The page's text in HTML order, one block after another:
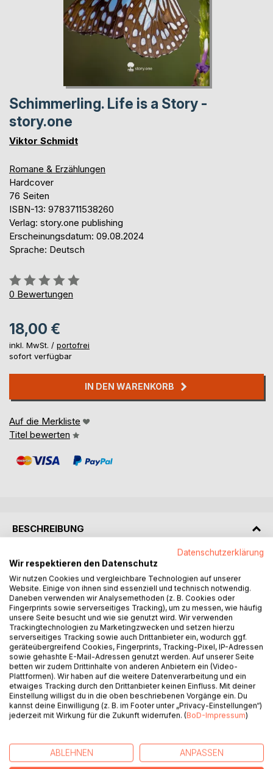
Schimmerling. Life is a Story -
story.one
Viktor Schmidt
Romane & Erzählungen
Hardcover
76 Seiten
ISBN-13: 9783711538260
Verlag: story.one publishing
Erscheinungsdatum: 09.08.2024
Sprache: Deutsch
Bewertung::
0%
0 Bewertungen
18,00 €
inkl. MwSt. / portofrei
sofort verfügbar
IN DEN WARENKORB
Auf die Merkliste
Titel bewerten
BESCHREIBUNG
In "Schimmerling" betritt die junge Valerie eine Welt voller
Magie und Geheimnisse. Als Tochter eines mächtigen
Königs führt sie ein Leben voller Selbstzweifel, bis sie
eines Tages ein Einhorn namens Balsara trifft. Es eröffnet
ihr die Möglichkeit, in einen Schimmerling verwandelt zu
werden - einen Menschen mit schimmernden Flügeln.
Doch dieser Segen kann nur an einem besonderen
Vollmondtag angenommen werden. Valerie steht vor einer
schweren Entscheidung: Soll sie ihre Ängste überwinden
und das Unbekannte wagen?
AUTOR/IN
PRESSESTIMMEN
Datenschutzerklärung
Wir respektieren den Datenschutz
Wir nutzen Cookies und vergleichbare Technologien auf unserer
Website. Einige von ihnen sind essenziell und technisch notwendig.
Daneben verwenden wir Analysemethoden (z. B. Cookies oder
Fingerprints sowie serverseitiges Tracking), um zu messen, wie häufig
unsere Seite besucht und wie sie genutzt wird. Wir verwenden
Trackingtechnologien zu Marketingzwecken und setzen hierzu
serverseitiges Tracking sowie auch Drittanbieter ein, wodurch ggf.
geräteübergreifend Cookies, Fingerprints, Tracking-Pixel, IP-Adressen
sowie gehashte E-Mail-Adressen genutzt werden. Auf unserer Seite
betten wir zudem Drittinhalte von anderen Anbietern ein (Video-
Plattformen). Wir haben auf die weitere Datenverarbeitung und ein
etwaiges Tracking durch den Drittanbieter keinen Einfluss. Mit deiner
Einstellung willigst du in die oben beschriebenen Vorgänge ein. Du
kannst deine Einwilligung (z. B. im Footer unter „Privacy-Einstellungen“)
jederzeit mit Wirkung für die Zukunft widerrufen. (BoD-Impressum)
ABLEHNEN ANPASSEN